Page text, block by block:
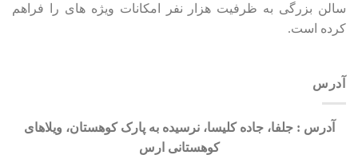
سالن بزرگی به ظرفیت هزار نفر امکانات ویژه های را فراهم
کرده است.
آدرس
آدرس : جلفا، جاده کلیسا، نرسیده به پارک کوهستان، ویلاهای
کوهستانی ارس